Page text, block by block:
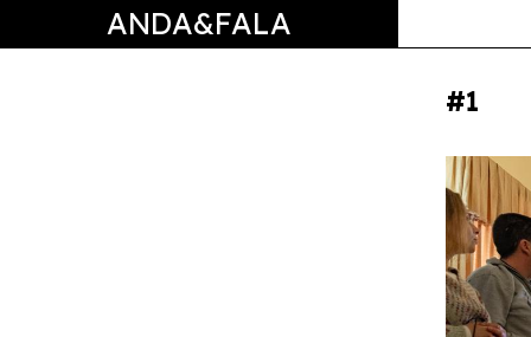
ANDA&FALA
#1